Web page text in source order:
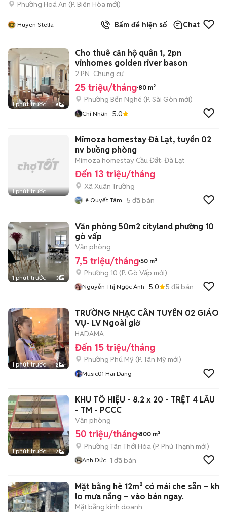
Phường Hoá An (P. Biên Hòa mới)
-Huyen Stella Bấm để hiện số Chat
1 phút trước 8
Cho thuê căn hộ quân 1, 2pn
vinhomes golden river bason
2 PN Chung cư
25 triệu/tháng 80 m²
Phường Bến Nghé (P. Sài Gòn mới)
Chí Nhân 5.0
1 phút trước
Mimoza homestay Đà Lạt, tuyển 02
nv buồng phòng
Mimoza homestay Cầu Đất- Đà Lạt
Đến 13 triệu/tháng
Xã Xuân Trường
Lê Quyết Tâm 5 đã bán
1 phút trước 3
Văn phòng 50m2 cityland phường 10
gò vấp
Văn phòng
7,5 triệu/tháng 50 m²
Phường 10 (P. Gò Vấp mới)
Nguyễn Thị Ngọc Ánh 5.0 5 đã bán
1 phút trước 2
TRƯỜNG NHẠC CẦN TUYỂN 02 GIÁO
VỤ- LV Ngoài giờ
HADAMA
Đến 15 triệu/tháng
Phường Phú Mỹ (P. Tân Mỹ mới)
Music01 Hai Dang
1 phút trước 7
KHU TÔ HIỆU - 8.2 x 20 - TRỆT 4 LẦU
- TM - PCCC
Văn phòng
50 triệu/tháng 800 m²
Phường Tân Thới Hòa (P. Phú Thạnh mới)
Anh Đức 1 đã bán
Mặt bằng hè 12m² có mái che sẵn –
lo mưa nắng – vào bán ngay.
Mặt bằng kinh doanh